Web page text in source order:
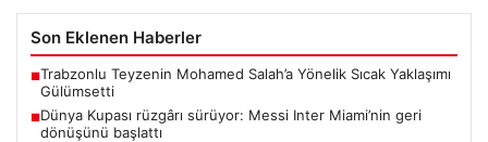
Son Eklenen Haberler
■Trabzonlu Teyzenin Mohamed Salah’a Yönelik Sıcak Yaklaşımı
Gülümsetti
■Dünya Kupası rüzgârı sürüyor: Messi Inter Miami’nin geri
dönüşünü başlattı